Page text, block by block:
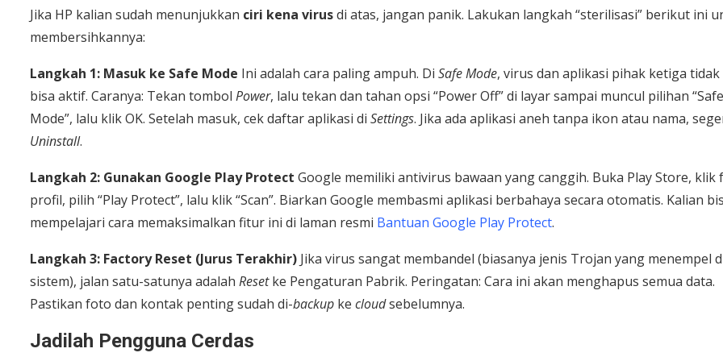
Jika HP kalian sudah menunjukkan ciri kena virusdi atas, jangan panik. Lakukan langkah “sterilisasi” berikut ini
membersihkannya:
Langkah 1: Masuk ke Safe Mode Ini adalah cara paling ampuh. Di Safe Mode, virus dan aplikasi pihak ketiga tidak
bisa aktif. Caranya: Tekan tombol Power, lalu tekan dan tahan opsi “Power Off” di layar sampai muncul pilihan “Safe
Mode”, lalu klik OK. Setelah masuk, cek daftar aplikasi di Settings. Jika ada aplikasi aneh tanpa ikon atau nama,
Uninstall.
Langkah 2: Gunakan Google Play Protect Google memiliki antivirus bawaan yang canggih. Buka Play Store, klik
profil, pilih “Play Protect”, lalu klik “Scan”. Biarkan Google membasmi aplikasi berbahaya secara otomatis. Kalian
mempelajari cara memaksimalkan fitur ini di laman resmi Bantuan Google Play Protect.
Langkah 3: Factory Reset (Jurus Terakhir) Jika virus sangat membandel (biasanya jenis Trojan yang menempel
sistem), jalan satu-satunya adalah Resetke Pengaturan Pabrik. Peringatan: Cara ini akan menghapus semua data.
Pastikan foto dan kontak penting sudah di-backup ke cloudsebelumnya.
Jadilah Pengguna Cerdas